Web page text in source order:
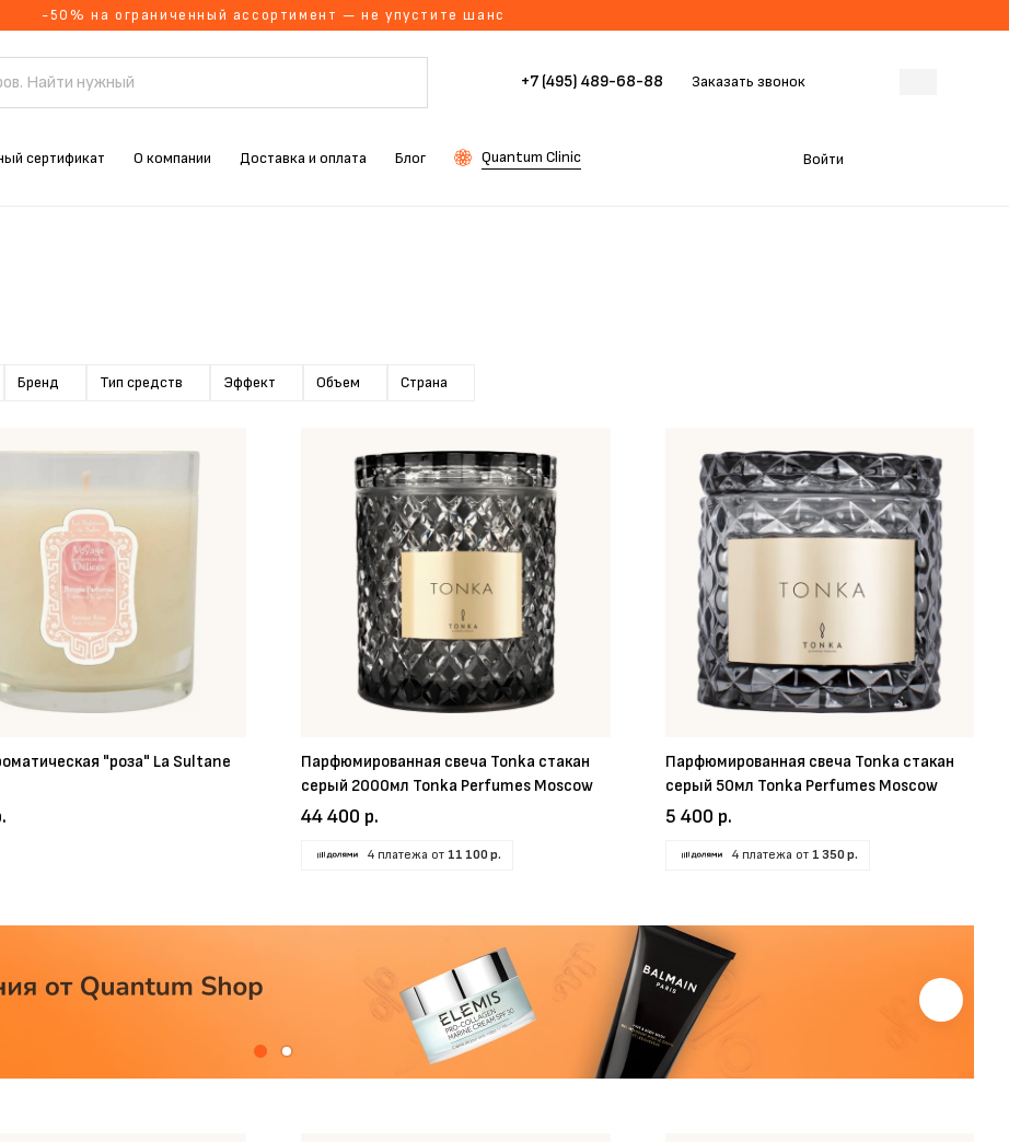
-50% на ограниченный ассортимент — не упустите шанс
+7 (495) 489-68-88 Заказать звонок
сертификат О компании Доставка и оплата Блог Quantum Clinic Войти
Бренд Тип средств Эффект Объем Страна
"роза" La Sultane
Парфюмированная свеча Tonka стакан
серый 2000мл Tonka Perfumes Moscow
44 400 р.
4 платежа от 11 100 р.
Парфюмированная свеча Tonka стакан
серый 50мл Tonka Perfumes Moscow
5 400 р.
4 платежа от 1 350 р.